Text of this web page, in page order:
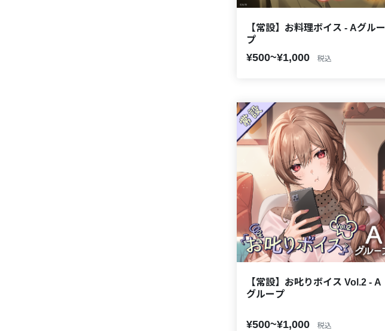
【常設】お料理ボイス - Aグルー
プ
¥500~¥1,000 税込
【常設】お叱りボイス Vol.2 - A
グループ
¥500~¥1,000 税込